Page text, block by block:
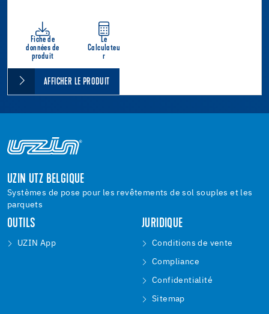
Fiche de
données de
produit
Le
Calculateu
r
AFFICHER LE PRODUIT
UZIN UTZ BELGIQUE
Systèmes de pose pour les revêtements de sol souples et les
parquets
OUTILS
UZIN App
JURIDIQUE
Conditions de vente
Compliance
Confidentialité
Sitemap